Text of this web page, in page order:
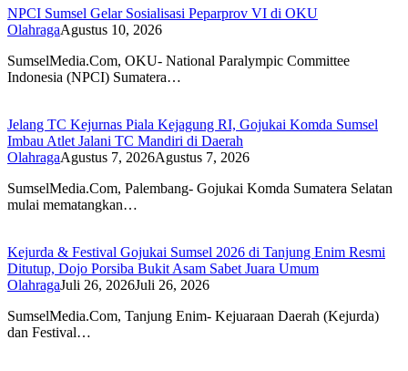
NPCI Sumsel Gelar Sosialisasi Peparprov VI di OKU
OlahragaAgustus 10, 2026
SumselMedia.Com, OKU- National Paralympic Committee
Indonesia (NPCI) Sumatera…
Jelang TC Kejurnas Piala Kejagung RI, Gojukai Komda Sumsel
Imbau Atlet Jalani TC Mandiri di Daerah
OlahragaAgustus 7, 2026Agustus 7, 2026
SumselMedia.Com, Palembang- Gojukai Komda Sumatera Selatan
mulai mematangkan…
Kejurda & Festival Gojukai Sumsel 2026 di Tanjung Enim Resmi
Ditutup, Dojo Porsiba Bukit Asam Sabet Juara Umum
OlahragaJuli 26, 2026Juli 26, 2026
SumselMedia.Com, Tanjung Enim- Kejuaraan Daerah (Kejurda)
dan Festival…